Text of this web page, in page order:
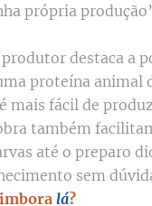
própria
destaca a
proteína
mais fácil de
também
até o preparo
sem
lá?